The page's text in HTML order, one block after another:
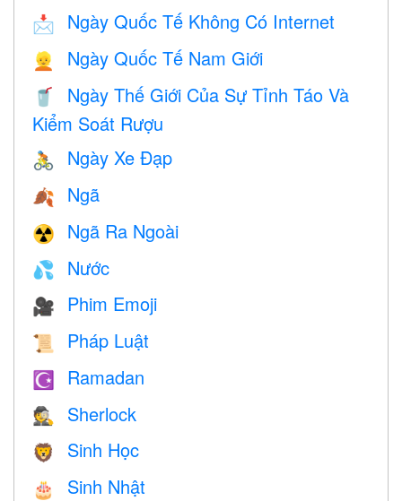
📩 Ngày Quốc Tế Không Có Internet
👱 Ngày Quốc Tế Nam Giới
🥤
Ngày Thế Giới Của Sự Tỉnh Táo Và
Kiểm Soát Rượu
🚴 Ngày Xe Đạp
🍂 Ngã
☢️ Ngã Ra Ngoài
💦 Nước
🎥 Phim Emoji
📜 Pháp Luật
☪️ Ramadan
🕵️ Sherlock
🦁 Sinh Học
🎂 Sinh Nhật